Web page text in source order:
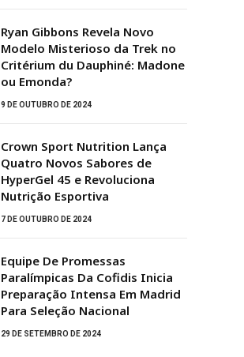
Ryan Gibbons Revela Novo
Modelo Misterioso da Trek no
Critérium du Dauphiné: Madone
ou Emonda?
9 DE OUTUBRO DE 2024
Crown Sport Nutrition Lança
Quatro Novos Sabores de
HyperGel 45 e Revoluciona
Nutrição Esportiva
7 DE OUTUBRO DE 2024
Equipe De Promessas
Paralímpicas Da Cofidis Inicia
Preparação Intensa Em Madrid
Para Seleção Nacional
29 DE SETEMBRO DE 2024